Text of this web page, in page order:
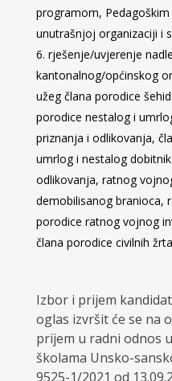
programom,
unutrašnjoj organizaciji i
rješenje/uvjerenje
kantonalnog/općinskog
užeg člana porodice
porodice nestalog i
priznanja i odlikovanja,
umrlog i nestalog
odlikovanja, ratnog
demobilisanog branioca,
porodice ratnog vojnog
člana porodice civilnih
Izbor i prijem
oglas izvršit će se na
prijem u radni odnos
školama Unsko-
9525-1/2021 od